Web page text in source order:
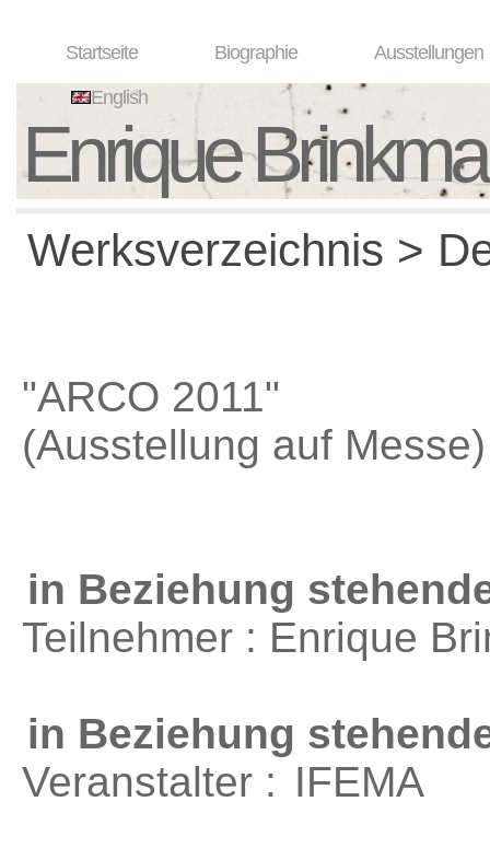
Startseite Biographie Ausstellungen
English
Enrique
Werksverzeichnis >
"ARCO 2011"
(Ausstellung auf Messe)
in Beziehung
Teilnehmer : Enrique
in Beziehung
Veranstalter : IFEMA